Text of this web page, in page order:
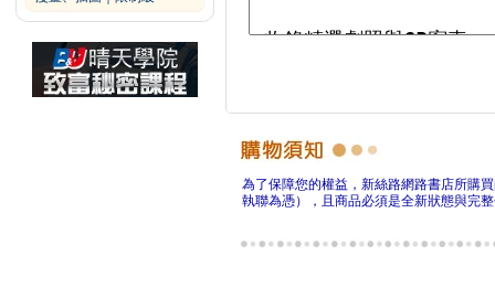
為了保障您的權益，新絲路網路書店所購
執聯為憑），且商品必須是全新狀態與完